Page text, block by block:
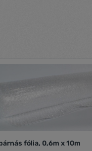
fólia, 0,6m x 10m